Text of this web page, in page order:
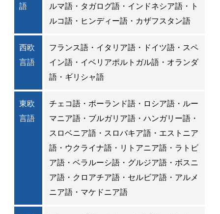
語
ルマ語・タガログ語・インドネシア語・ト
ルコ語・ヒンディー語・カザフスタン語
西欧
言語
フランス語・イタリア語・ドイツ語・スペ
イン語・イベリアポルトガル語・オランダ
語・ギリシャ語
東欧
言語
チェコ語・ポーランド語・ロシア語・ルー
マニア語・ブルガリア語・ハンガリー語・
スロベニア語・スロバキア語・エストニア
語・ウクライナ語・リトアニア語・ラトビ
ア語・ベラルーシ語・グルジア語・ボスニ
ア語・クロアチア語・セルビア語・アルメ
ニア語・マケドニア語